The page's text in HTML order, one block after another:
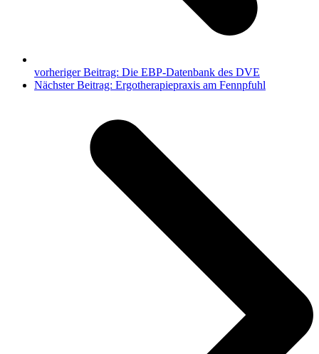
vorheriger Beitrag: Die EBP-Datenbank des DVE
Nächster Beitrag: Ergotherapiepraxis am Fennpfuhl